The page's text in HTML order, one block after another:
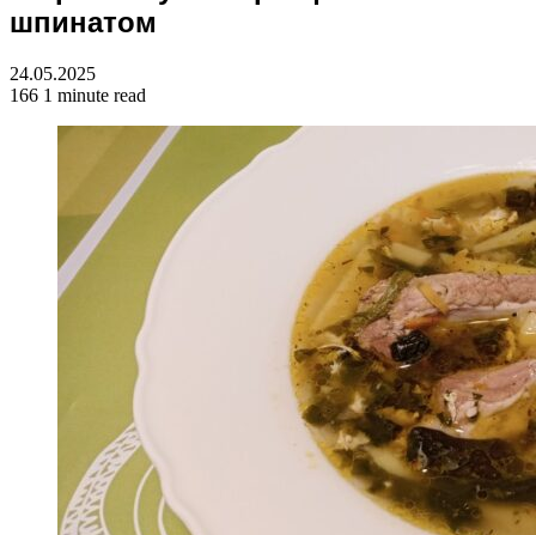
шпинатом
24.05.2025
166 1 minute read